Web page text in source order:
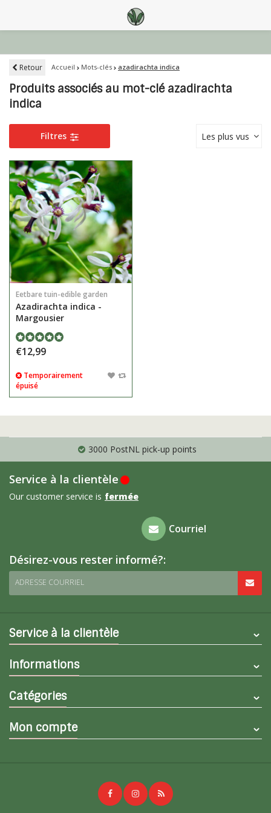
Retour Accueil Mots-clés azadirachta indica
Produits associés au mot-clé azadirachta
indica
Filtres Les plus vus
Eetbare tuin-edible garden
Azadirachta indica -
Margousier
€12,99
Temporairement
épuisé
3000 PostNL pick-up points
Service à la clientèle
Our customer service is fermée
Foire aux
questions
Courriel
Désirez-vous rester informé?:
ADRESSE COURRIEL
Service à la clientèle
Informations
Catégories
Mon compte